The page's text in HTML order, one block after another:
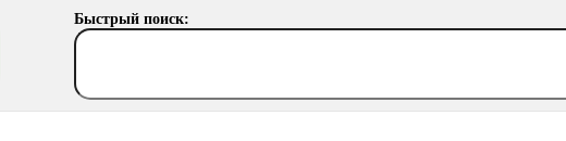
Быстрый поиск: